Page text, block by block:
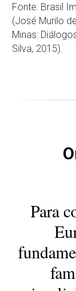
Fonte: Brasil
(José Murilo
Minas:
Silva, 2015).
Para